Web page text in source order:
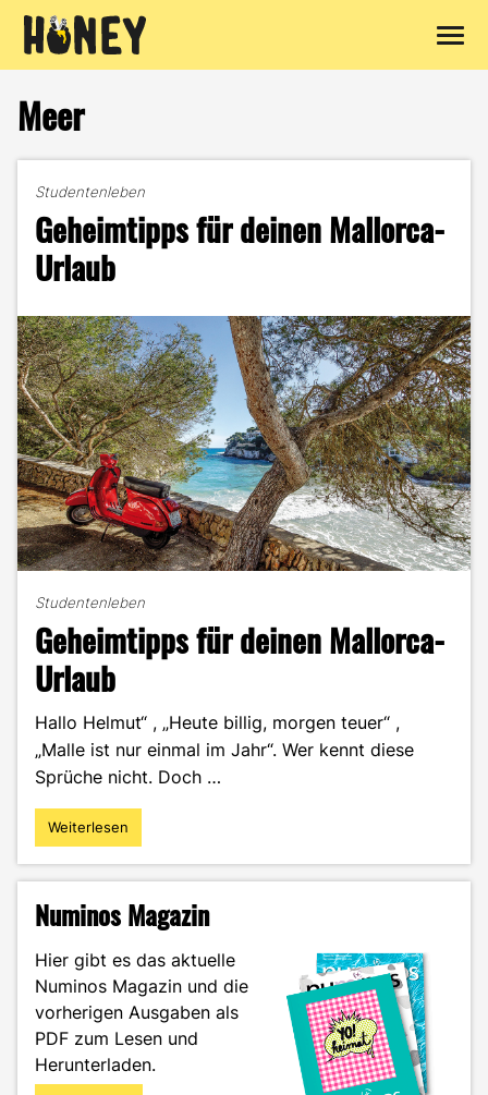
Inhalt
springen
Meer
Studentenleben
Geheimtipps für deinen Mallorca-
Urlaub
Studentenleben
Geheimtipps für deinen Mallorca-
Urlaub
Hallo Helmut“ , „Heute billig, morgen teuer“ ,
„Malle ist nur einmal im Jahr“. Wer kennt diese
Sprüche nicht. Doch …
"Geheimtipps
für
Urlaub"
Weiterlesen
Numinos Magazin
Hier gibt es das aktuelle
Numinos Magazin und die
vorherigen Ausgaben als
PDF zum Lesen und
Herunterladen.